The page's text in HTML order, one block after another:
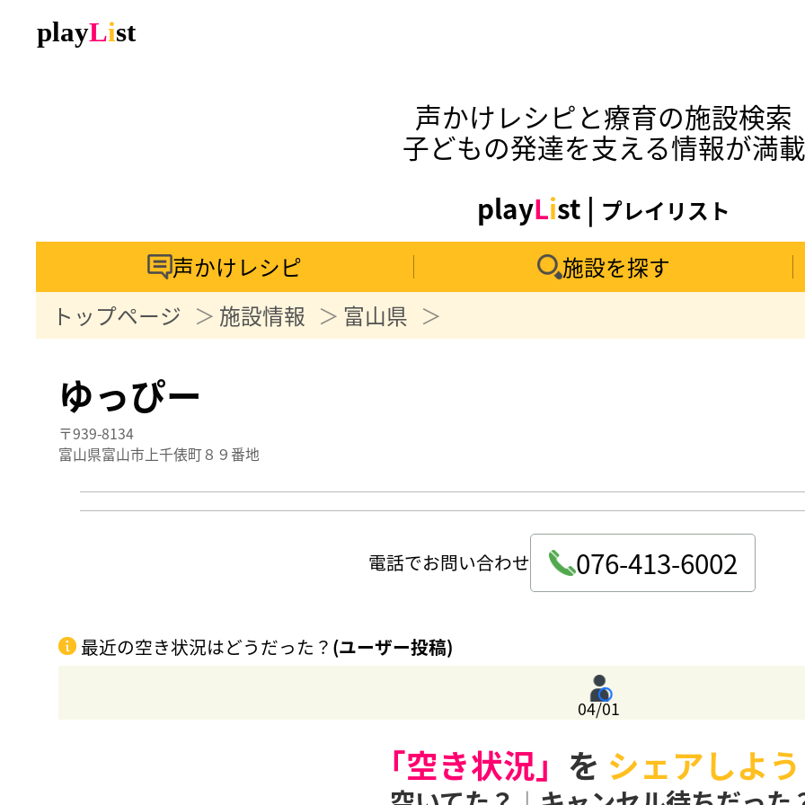
声かけレシピと療育の施設検索
子どもの発達を支える情報が満載
playList | プレイリスト
声かけレシピ
施設を探す
トップページ
施設情報 富山県
ゆっぴー
〒939-8134
富山県富山市上千俵町８９番地
電話でお問い合わせ 076-413-6002
最近の空き状況はどうだった？ (ユーザー投稿)
04/01
「空き状況」 を シェアしよ